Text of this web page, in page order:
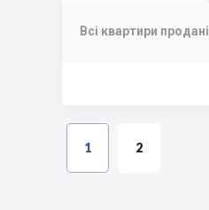
Всі квартири продані
1 2